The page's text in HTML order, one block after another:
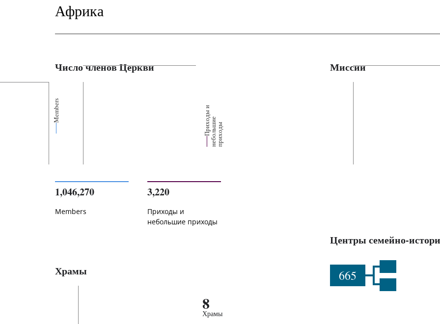
Африка
Число членов Церкви
Members П
р
их
о
д
ы
и
н
е
б
о
л
ьш
ие
п
р
и
х
о
ды
1,046,270
Members
3,220
Приходы и
небольшие приходы
Миссии
Центры семейно-
665
Храмы
8
Храмы